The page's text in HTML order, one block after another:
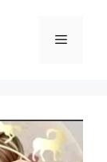
Meniu